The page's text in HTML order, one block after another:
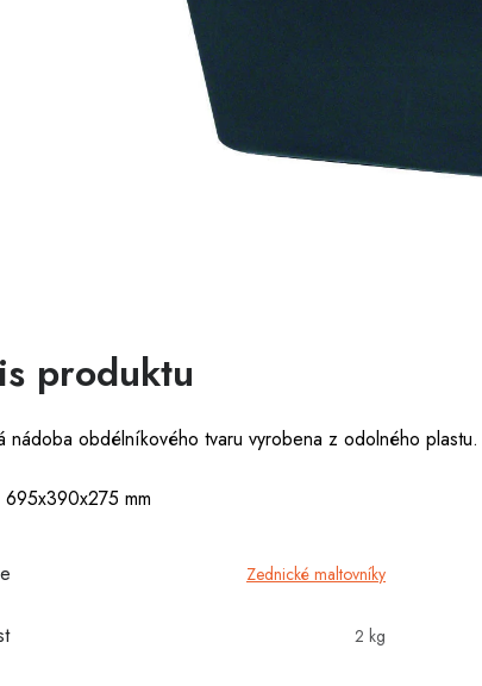
produktu
nádoba obdélníkového tvaru vyrobena z odolného plastu.
695x390x275 mm
Zednické maltovníky
2 kg